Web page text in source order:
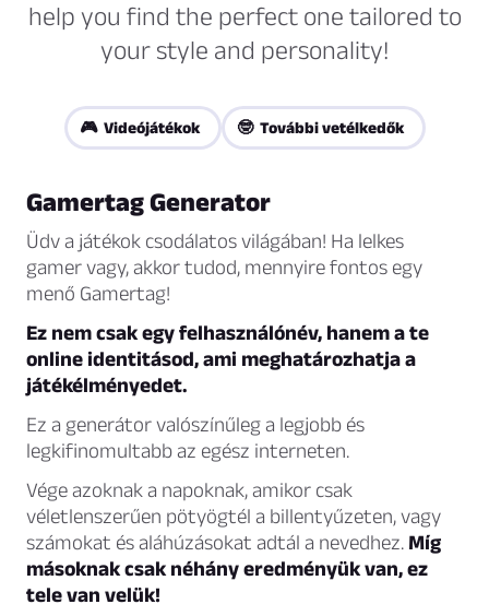
help you find the perfect one tailored to
your style and personality!
🎮 Videójátékok 🤓 További vetélkedők
Gamertag Generator
Üdv a játékok csodálatos világában! Ha lelkes
gamer vagy, akkor tudod, mennyire fontos egy
menő Gamertag!
Ez nem csak egy felhasználónév, hanem a te
online identitásod, ami meghatározhatja a
játékélményedet.
Ez a generátor valószínűleg a legjobb és
legkifinomultabb az egész interneten.
Vége azoknak a napoknak, amikor csak
véletlenszerűen pötyögtél a billentyűzeten, vagy
számokat és aláhúzásokat adtál a nevedhez. Míg
másoknak csak néhány eredményük van, ez
tele van velük!